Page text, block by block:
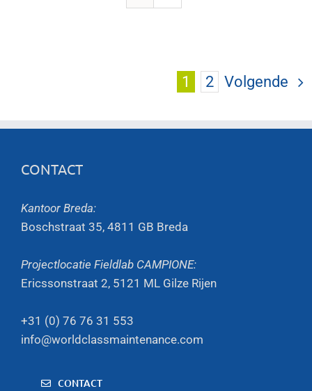
1 2 Volgende
CONTACT
Kantoor Breda:
Boschstraat 35, 4811 GB Breda
Projectlocatie Fieldlab CAMPIONE:
Ericssonstraat 2, 5121 ML Gilze Rijen
+31 (0) 76 76 31 553
info@worldclassmaintenance.com
CONTACT